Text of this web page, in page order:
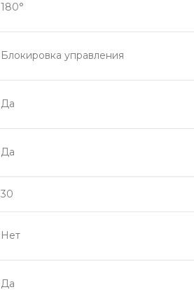
180°
Блокировка управления
Да
Да
30
Нет
Да